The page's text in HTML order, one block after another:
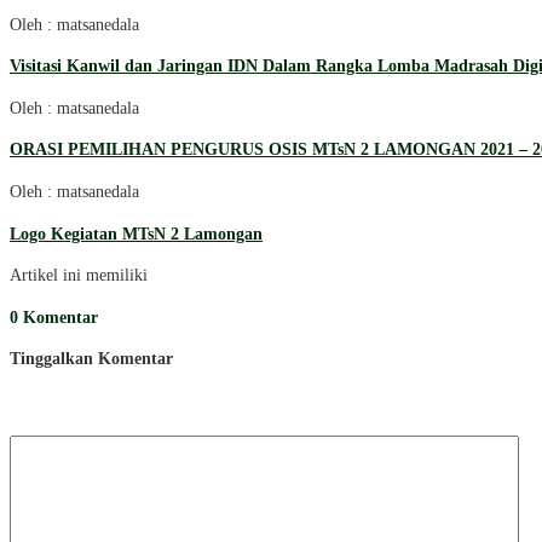
Oleh : matsanedala
Visitasi Kanwil dan Jaringan IDN Dalam Rangka Lomba Madrasah
Oleh : matsanedala
ORASI PEMILIHAN PENGURUS OSIS MTsN 2 LAMONGAN 2021 –
Oleh : matsanedala
Logo Kegiatan MTsN 2 Lamongan
Artikel ini memiliki
0 Komentar
Tinggalkan Komentar